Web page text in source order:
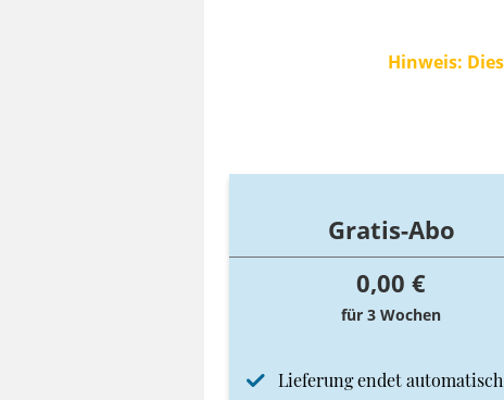
Hinweis:
Gratis-Abo
0,00 €
für 3 Wochen
Lieferung endet automatisch